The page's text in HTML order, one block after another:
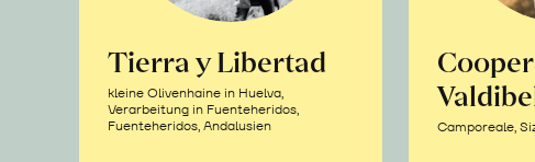
Tierra y Libertad
kleine Olivenhaine in Huelva,
Verarbeitung in Fuenteheridos,
Fuenteheridos, Andalusien
Camporeale,